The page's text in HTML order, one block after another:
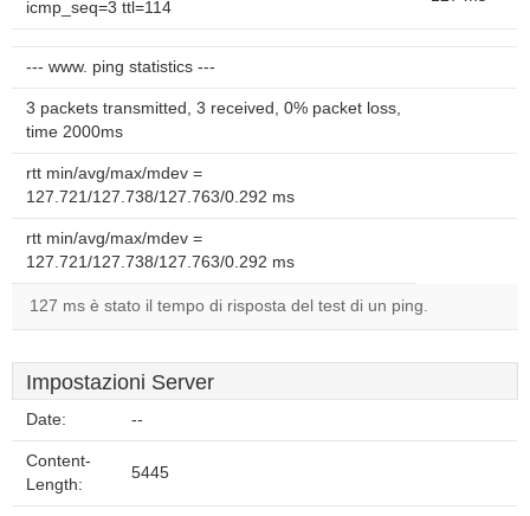
icmp_seq=3 ttl=114
--- www. ping statistics ---
3 packets transmitted, 3 received, 0% packet loss,
time 2000ms
rtt min/avg/max/mdev =
127.721/127.738/127.763/0.292 ms
rtt min/avg/max/mdev =
127.721/127.738/127.763/0.292 ms
127 ms è stato il tempo di risposta del test di un ping.
Impostazioni Server
Date: --
Content-
Length:
5445